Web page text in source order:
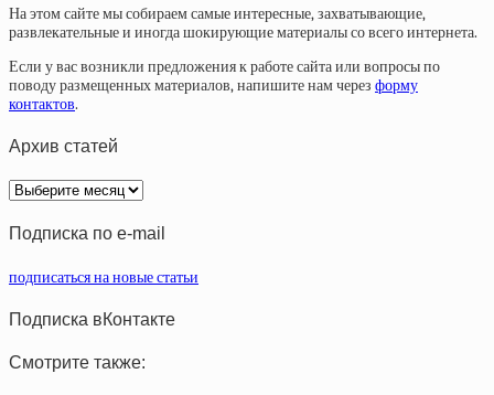
На этом сайте мы собираем самые интересные, захватывающие,
развлекательные и иногда шокирующие материалы со всего интернета.
Если у вас возникли предложения к работе сайта или вопросы по
поводу размещенных материалов, напишите нам через форму
контактов.
Архив статей
Архив
статей
Подписка по e-mail
подписаться на новые статьи
Подписка вКонтакте
Смотрите также: